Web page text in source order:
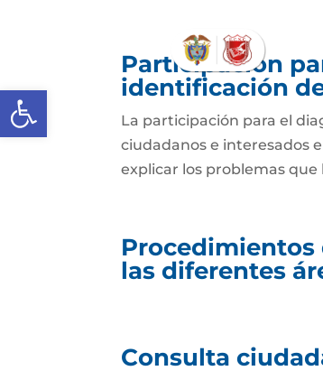
Abrir barra de herramientas
Participación
identificación de
La participación para el
ciudadanos e interesados
explicar los problemas
Procedimientos
las diferentes
Consulta